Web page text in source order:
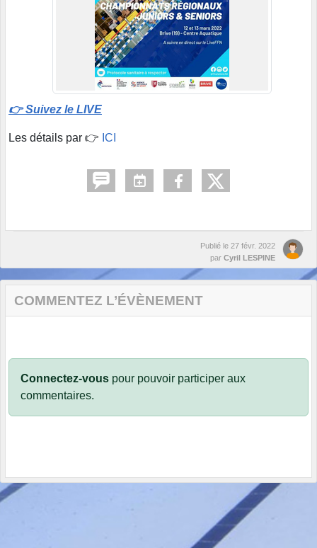
👉 Suivez le LIVE
Les détails par 👉 ICI
Publié le 27 févr. 2022
par Cyril LESPINE
COMMENTEZ L’ÉVÈNEMENT
Connectez-vous pour pouvoir participer aux
commentaires.